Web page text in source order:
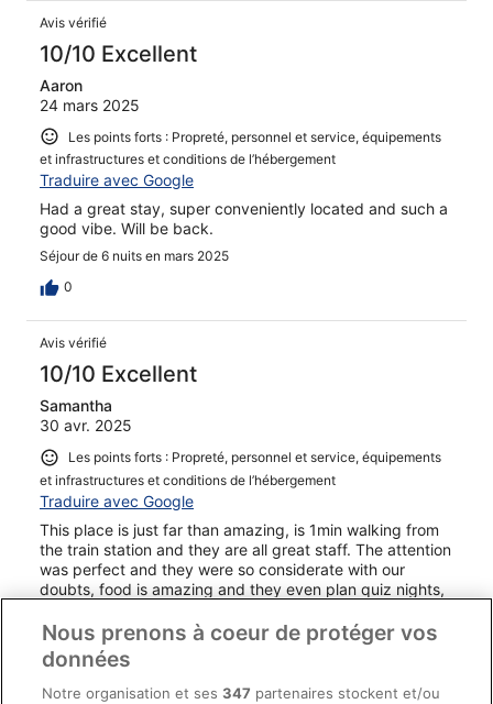
Avis vérifié
10/10 Excellent
Aaron
24 mars 2025
Les points forts : Propreté, personnel et service, équipements
et infrastructures et conditions de l’hébergement
Traduire avec Google
Had a great stay, super conveniently located and such a
good vibe. Will be back.
Séjour de 6 nuits en mars 2025
0
Avis vérifié
10/10 Excellent
Samantha
30 avr. 2025
Les points forts : Propreté, personnel et service, équipements
et infrastructures et conditions de l’hébergement
Traduire avec Google
This place is just far than amazing, is 1min walking from
the train station and they are all great staff. The attention
was perfect and they were so considerate with our
doubts, food is amazing and they even plan quiz nights,
Séjour de 1 nuit en avril 2025
0
Nous prenons à coeur de protéger vos
données
Notre organisation et ses347 partenaires stockent et/ou